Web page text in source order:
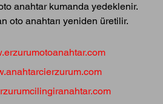
anahtar kumanda yedeklenir.
oto anahtarı yeniden üretilir.